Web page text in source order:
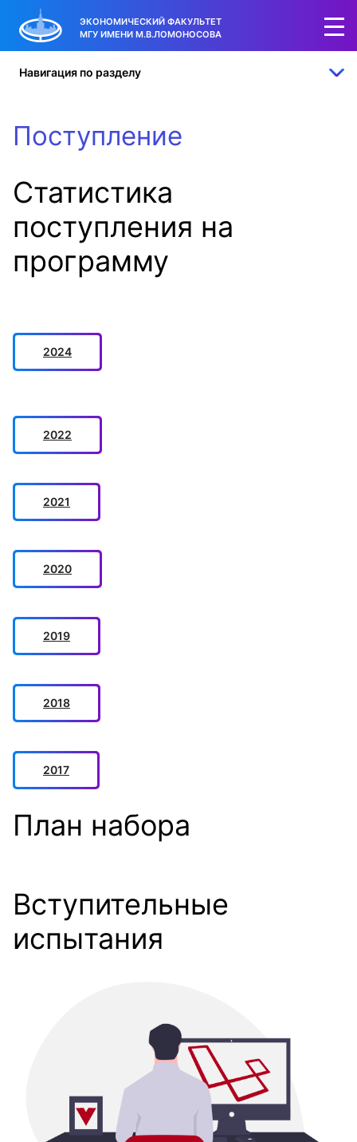
ЭКОНОМИЧЕСКИЙ ФАКУЛЬТЕТ
МГУ ИМЕНИ М.В.ЛОМОНОСОВА
Навигация по разделу
Поступление
Статистика
поступления на
программу
2024
2022
2021
2020
2019
2018
2017
План набора
15
бюджетных
мест
15
мест
по договору
5
места
для иностранцев
Вступительные
испытания